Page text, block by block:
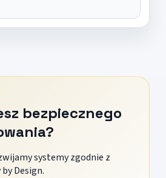
bezpiecznego
systemy zgodnie z
Design.